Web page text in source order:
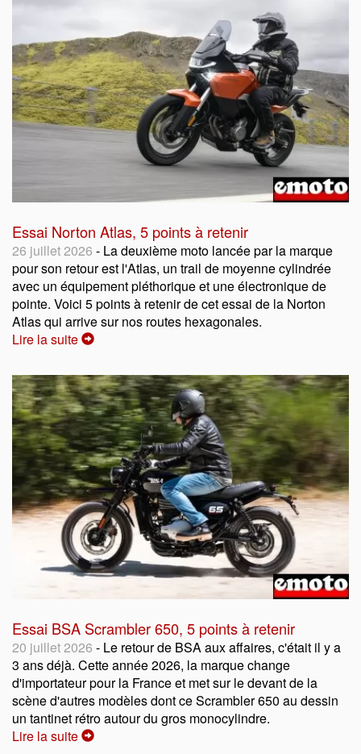
Essai Norton Atlas, 5 points à retenir
26 juillet 2026 - La deuxième moto lancée par la marque
pour son retour est l'Atlas, un trail de moyenne cylindrée
avec un équipement pléthorique et une électronique de
pointe. Voici 5 points à retenir de cet essai de la Norton
Atlas qui arrive sur nos routes hexagonales.
Lire la suite
Essai BSA Scrambler 650, 5 points à retenir
20 juillet 2026 - Le retour de BSA aux affaires, c'était il y a
3 ans déjà. Cette année 2026, la marque change
d'importateur pour la France et met sur le devant de la
scène d'autres modèles dont ce Scrambler 650 au dessin
un tantinet rétro autour du gros monocylindre.
Lire la suite